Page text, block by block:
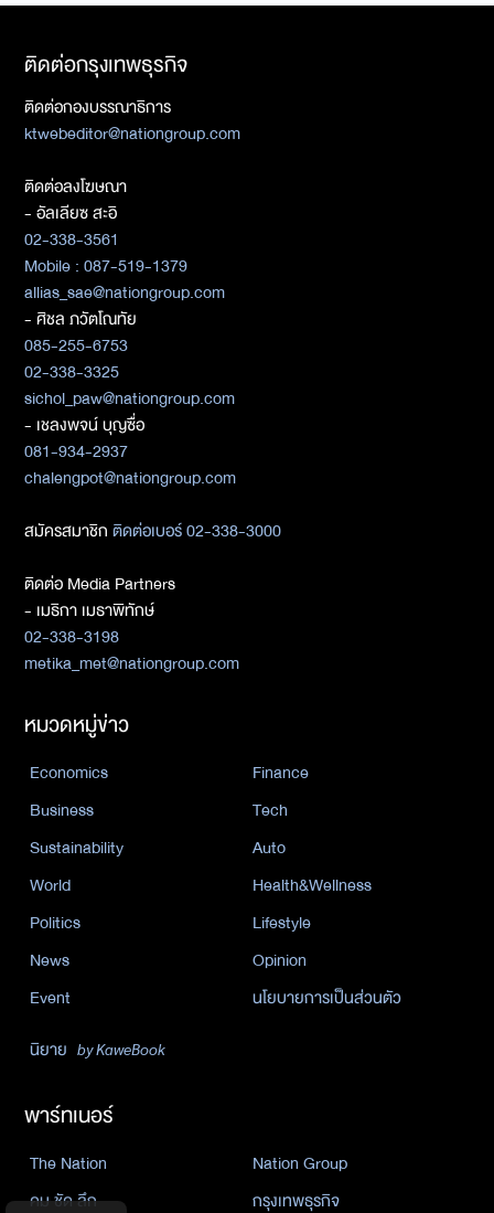
ติดต่อกรุงเทพธุรกิจ
ติดต่อกองบรรณาธิการ
ktwebeditor@nationgroup.com
ติดต่อลงโฆษณา
- อัลเลียซ สะอิ
02-338-3561
Mobile : 087-519-1379
allias_sae@nationgroup.com
- ศิชล ภวัตโณทัย
085-255-6753
02-338-3325
sichol_paw@nationgroup.com
- เชลงพจน์ บุญซื่อ
081-934-2937
chalengpot@nationgroup.com
สมัครสมาชิกติดต่อเบอร์ 02-338-3000
ติดต่อ Media Partners
- เมธิกา เมธาพิทักษ์
02-338-3198
metika_met@nationgroup.com
หมวดหมู่ข่าว
Economics
Finance
Business
Tech
Sustainability
Auto
World
Health&Wellness
Politics
Lifestyle
News
Opinion
Event
นโยบายการเป็นส่วนตัว
นิยาย by KaweBook
พาร์ทเนอร์
The Nation
Nation Group
คม ชัด ลึก
กรุงเทพธุรกิจ